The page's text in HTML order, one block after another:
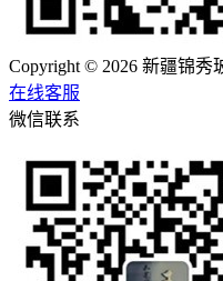
Copyright © 2026 新疆锦
在线客服
微信联系